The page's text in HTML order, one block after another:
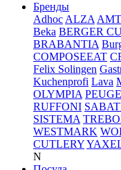
Бренды
Adhoc ALZA AMT
Beka BERGER
BRABANTIA
COMPOSEEAT
Felix Solingen
Kuchenprofi Lava
OLYMPIA
RUFFONI
SISTEMA
WESTMARK
CUTLERY
N